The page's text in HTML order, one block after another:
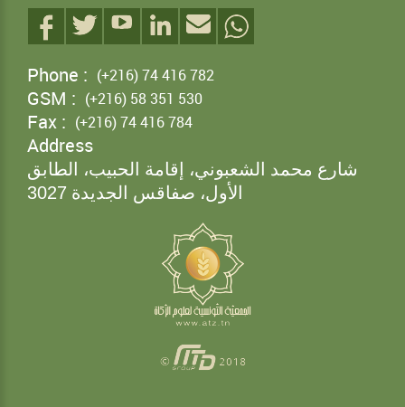
Phone : (+216) 74 416 782
GSM : (+216) 58 351 530
Fax : (+216) 74 416 784
Address
شارع محمد الشعبوني، إقامة الحبيب، الطابق
الأول، صفاقس الجديدة 3027